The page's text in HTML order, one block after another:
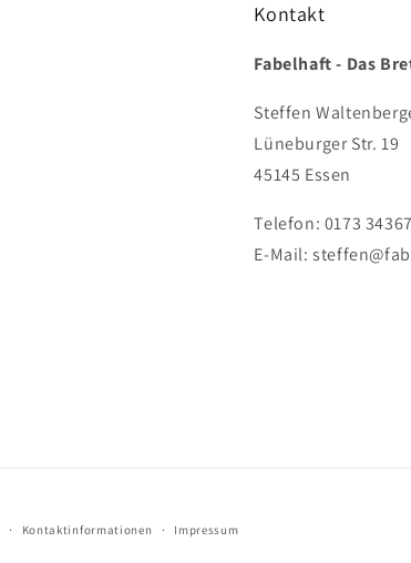
Kontakt
Fabelhaft - Das
Steffen
Lüneburger Str. 19
45145 Essen
Telefon: 0173
E-Mail:
Kontaktinformationen Impressum